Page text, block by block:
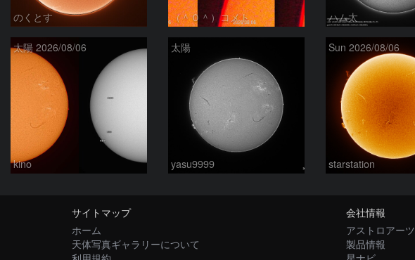
のくとす （＾０＾）コメト ハム太
太陽 2026/08/06
kino
太陽
yasu9999
Sun 2026/08/06
starstation
サイトマップ
ホーム
天体写真ギャラリーについて
会社情報
アストロアーツ
製品情報